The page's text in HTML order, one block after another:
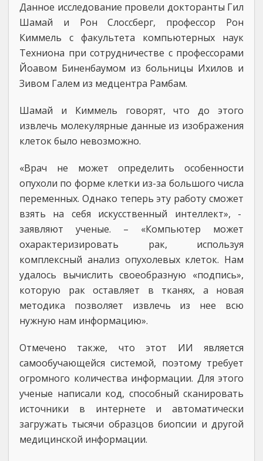
Данное исследование провели докторанты Гил
Шамай и Рон Слоссберг, профессор Рон
Киммель с факультета компьютерных наук
Техниона при сотрудничестве с профессорами
Йоавом Биненбаумом из больницы Ихилов и
Зивом Галем из медцентра Рамбам.
Шамай и Киммель говорят, что до этого
извлечь молекулярные данные из изображения
клеток было невозможно.
«Врач не может определить особенности
опухоли по форме клетки из-за большого числа
переменных. Однако теперь эту работу сможет
взять на себя искусственный интеллект», -
заявляют ученые. – «Компьютер может
охарактеризировать рак, используя
комплексный анализ опухолевых клеток. Нам
удалось вычислить своеобразную «подпись»,
которую рак оставляет в тканях, а новая
методика позволяет извлечь из нее всю
нужную нам информацию».
Отмечено также, что этот ИИ является
самообучающейся системой, поэтому требует
огромного количества информации. Для этого
ученые написали код, способный сканировать
источники в интернете и автоматически
загружать тысячи образцов биопсии и другой
медицинской информации.